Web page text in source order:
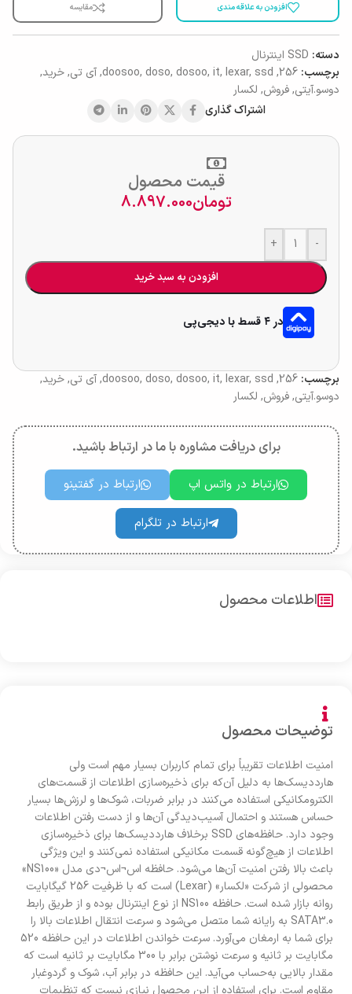
افزودن به علاقه مندی مقایسه
دسته: SSD اینترنال
برچسب: 256
,
doosoo, doso, dosoo, it, lexar, ssd
,آی تی,خرید,
دوسو.آیتی,فروش, لکسار
اشتراک گذاری
قیمت محصول
تومان8.897.000
-
+
افزودن به سبد خرید
در ۴ قسط با دیجی‌پی
برچسب: 256
,
doosoo, doso, dosoo, it, lexar, ssd
,آی تی,خرید,
دوسو.آیتی,فروش, لکسار
برای دریافت مشاوره با ما در ارتباط باشید.
ارتباط در واتس اپ ارتباط در گفتینو
ارتباط در تلگرام
توضیحات محصول
امنیت اطلاعات تقریباً برای تمام کاربران بسیار مهم است ولی
هارددیسک‌ها به دلیل آن‌که برای ذخیره‌سازی اطلاعات از قسمت‌های
الکترومکانیکی استفاده می‌کنند در برابر ضربات، شوک‌ها و لرزش‌ها بسیار
حساس هستند و احتمال آسیب‌دیدگی‌ آن‌ها و از دست رفتن اطلاعات
وجود دارد. حافظه‌های SSD برخلاف هارددیسک‌ها برای ذخیره‌سازی
اطلاعات از هیچ‌گونه قسمت مکانیکی استفاده نمی‌کنند و این ویژگی
باعث بالا رفتن امنیت آن‌ها می‌شود. حافظه اس¬اس¬دی مدل «NS100»
محصولی از شرکت «لکسار» (Lexar) است که با ظرفیت 256 گیگابایت
روانه بازار شده است. حافظه‌ NS100 از نوع اینترنال بوده و از طریق رابط
SATA3.0 به رایانه شما متصل می‌شود و سرعت انتقال اطلاعات بالا را
برای شما به ارمغان می‌آورد. سرعت خواندن اطلاعات در این حافظه 520
مگابایت بر ثانیه و سرعت نوشتن برابر با 300 مگابایت بر ثانیه است که
مقدار بالایی به‌حساب می‌آید. این حافظه در برابر آب، شوک و گردوغبار
مقاوم است. برای استفاده از این محصول نیازی نیست که تنظیمات
اطلاعات محصول